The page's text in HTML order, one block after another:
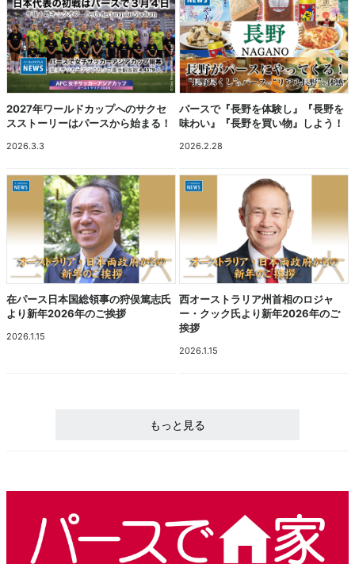
2027年ワールドカップへのサクセ
スストーリーはパースから始まる！
2026.3.3
パースで『長野を体験し』『長野を
味わい』『長野を買い物』しよう！
2026.2.28
在パース日本国総領事の狩俣篤志氏
より新年2026年のご挨拶
2026.1.15
西オーストラリア州首相のロジャ
ー・クック氏より新年2026年のご
挨拶
2026.1.15
もっと見る